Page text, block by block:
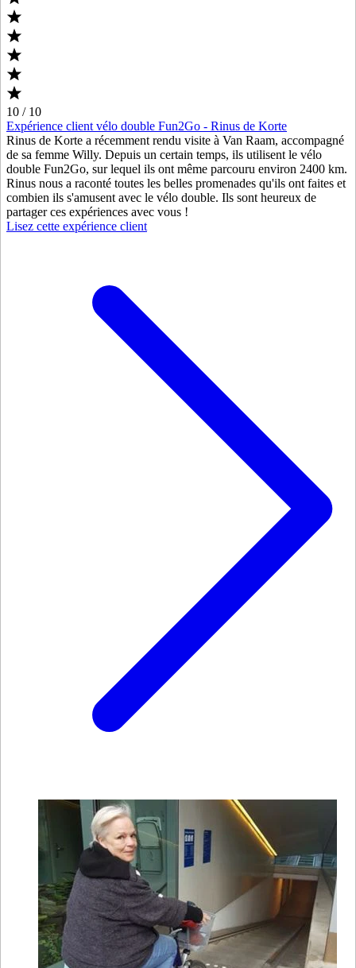
10 / 10
Expérience client vélo double Fun2Go - Rinus de Korte
Rinus de Korte a récemment rendu visite à Van Raam, accompagné
de sa femme Willy. Depuis un certain temps, ils utilisent le vélo
double Fun2Go, sur lequel ils ont même parcouru environ 2400 km.
Rinus nous a raconté toutes les belles promenades qu'ils ont faites et
combien ils s'amusent avec le vélo double. Ils sont heureux de
partager ces expériences avec vous !
Lisez cette expérience client